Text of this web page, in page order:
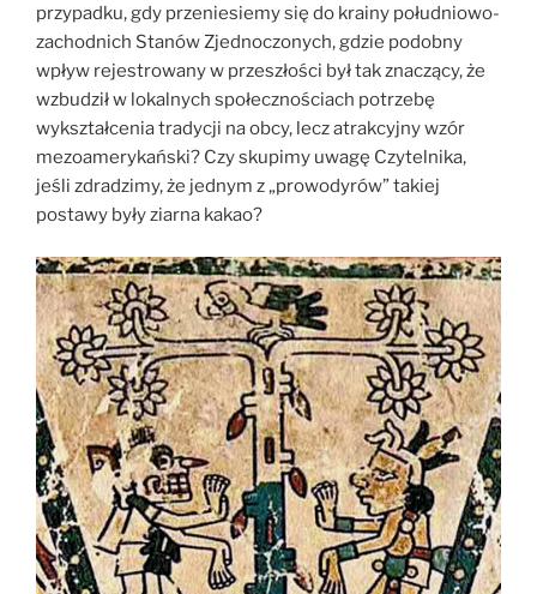
przypadku, gdy przeniesiemy się do krainy południowo-
zachodnich Stanów Zjednoczonych, gdzie podobny
wpływ rejestrowany w przeszłości był tak znaczący, że
wzbudził w lokalnych społecznościach potrzebę
wykształcenia tradycji na obcy, lecz atrakcyjny wzór
mezoamerykański? Czy skupimy uwagę Czytelnika,
jeśli zdradzimy, że jednym z „prowodyrów” takiej
postawy były ziarna kakao?